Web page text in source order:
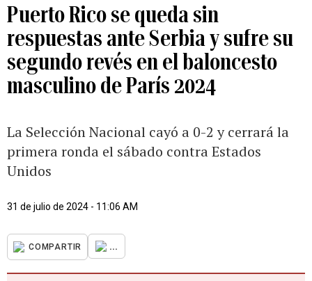
Puerto Rico se queda sin
respuestas ante Serbia y sufre su
segundo revés en el baloncesto
masculino de París 2024
La Selección Nacional cayó a 0-2 y cerrará la
primera ronda el sábado contra Estados
Unidos
31 de julio de 2024 - 11:06 AM
COMPARTIR ...